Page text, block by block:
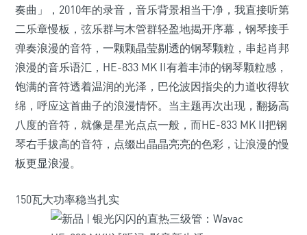
奏曲」，2010年的录音，音乐背景相当干净，我直接听第
二乐章慢板，弦乐群与木管群轻盈地揭开序幕，钢琴接手
弹奏浪漫的音符，一颗颗晶莹剔透的钢琴颗粒，串起肖邦
浪漫的音乐语汇，HE-833 MK II有着丰沛的钢琴颗粒感，
饱满的音符透着温润的光泽，巴伦波因指尖的力道收得软
绵，呼应这首曲子的浪漫情怀。当主题再次出现，翻扬高
八度的音符，就像是星光点点一般，而HE-833 MK II把钢
琴右手拔高的音符，点缀出晶晶亮亮的色彩，让浪漫的慢
板更显浪漫。
150瓦大功率稳当扎实